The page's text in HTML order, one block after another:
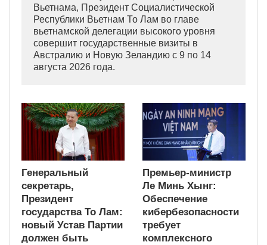
Вьетнама, Президент Социалистической
Республики Вьетнам То Лам во главе
вьетнамской делегации высокого уровня
совершит государственные визиты в
Австралию и Новую Зеландию с 9 по 14
августа 2026 года.
Генеральный
секретарь,
Президент
государства То Лам:
новый Устав Партии
должен быть
Премьер-министр
Ле Минь Хынг:
Обеспечение
кибербезопасности
требует
комплексного